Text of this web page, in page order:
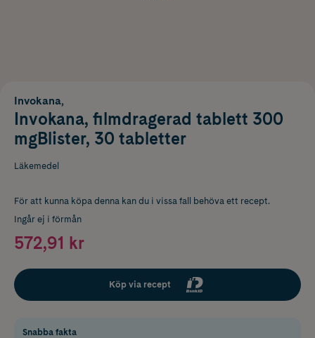
Invokana,
Invokana, filmdragerad tablett 300
mgBlister, 30 tabletter
Läkemedel
För att kunna köpa denna kan du i vissa fall behöva ett recept.
Ingår ej i förmån
572,91 kr
Köp via recept
Snabba fakta